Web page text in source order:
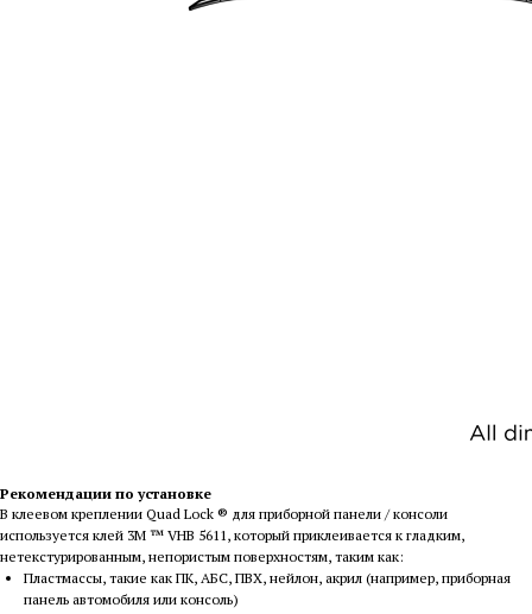
Рекомендации по установке
В клеевом креплении Quad Lock ® для приборной панели / консоли
используется клей 3M ™ VHB 5611, который приклеивается к гладким,
нетекстурированным, непористым поверхностям, таким как:
Пластмассы, такие как ПК, АБС, ПВХ, нейлон, акрил (например, приборная
панель автомобиля или консоль)